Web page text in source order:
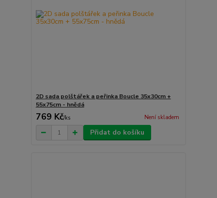
2D sada polštářek a peřinka Boucle 35x30cm +
55x75cm - hnědá
769 Kč/ks Není skladem
Přidat do košíku